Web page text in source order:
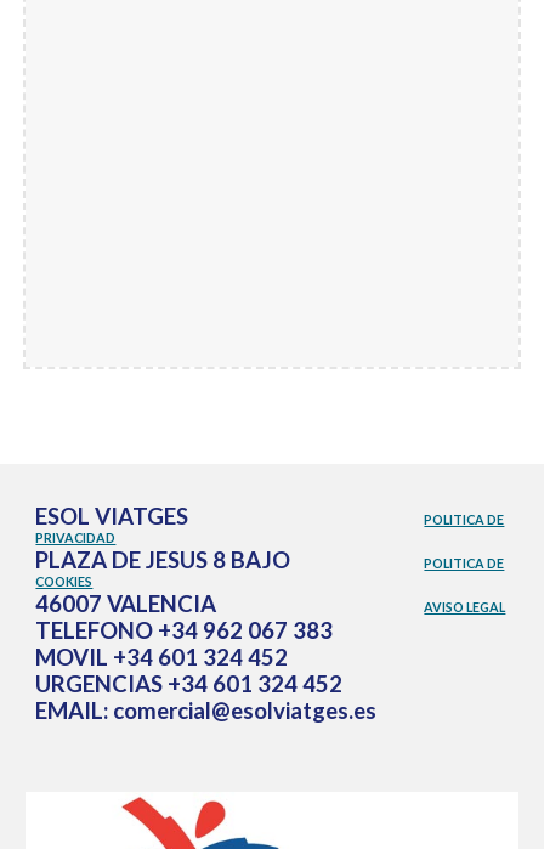
ESOL VIATGES
POLITICA DE
PRIVACIDAD
PLAZA DE JESUS 8 BAJO
POLITICA DE
COOKIES
46007 VALENCIA AVISO LEGAL
TELEFONO +34 962 067 383
MOVIL +34 601 324 452
URGENCIAS +34 601 324 452
EMAIL: comercial@esolviatges.es